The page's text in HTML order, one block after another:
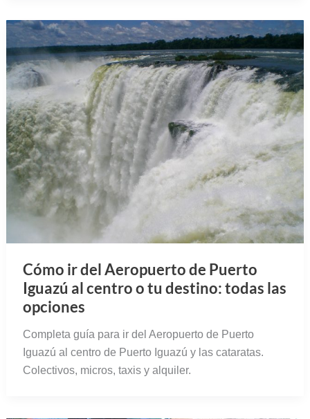
Cómo ir del Aeropuerto de Puerto
Iguazú al centro o tu destino: todas las
opciones
Completa guía para ir del Aeropuerto de Puerto
Iguazú al centro de Puerto Iguazú y las cataratas.
Colectivos, micros, taxis y alquiler.